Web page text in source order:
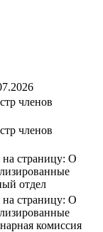
членов
членов
страницу: О
отдел
страницу: О
комиссия